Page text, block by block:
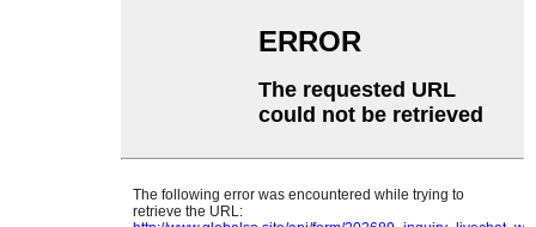
Swahili
Tajik
Telugu
Ukrainian